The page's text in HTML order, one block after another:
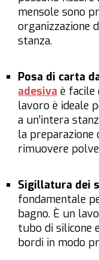
mensole sono
organizzazione
stanza.
Posa di carta
adesiva è facile
lavoro è ideale
a un’intera
la preparazione
rimuovere
Sigillatura dei
fondamentale
bagno. È un
tubo di silicone
bordi in modo